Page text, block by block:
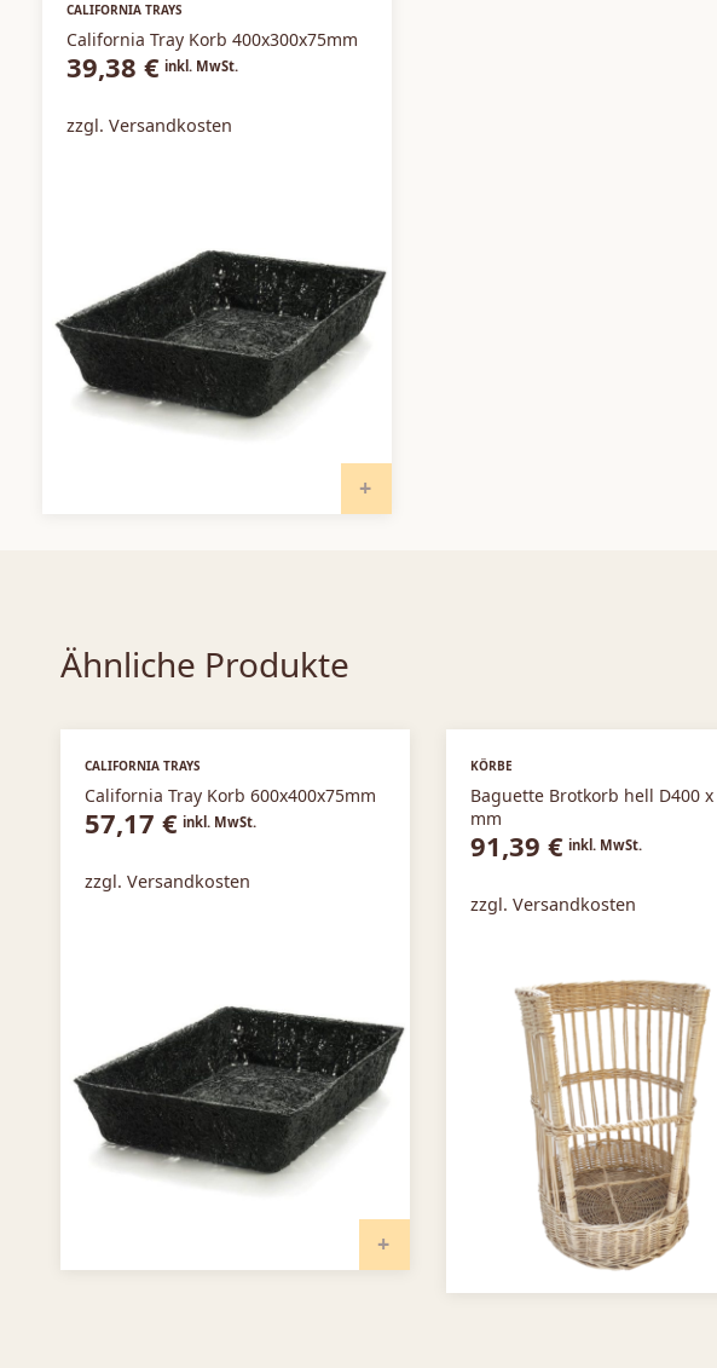
CALIFORNIA TRAYS
California Tray Korb 400x300x75mm
39,38 € inkl. MwSt.
zzgl. Versandkosten
Ähnliche Produkte
IN DEN WARENKORB
CALIFORNIA TRAYS
California Tray Korb 600x400x75mm
57,17 € inkl. MwSt.
zzgl. Versandkosten
KÖRBE
Baguette Brotkorb hell D400 x
mm
91,39 € inkl. MwSt.
zzgl. Versandkosten